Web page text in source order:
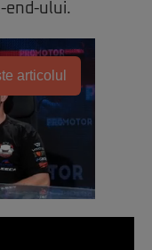
end-ului.
articolul